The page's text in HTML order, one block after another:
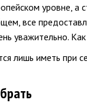
уровне,
все
уважительно.
лишь иметь при